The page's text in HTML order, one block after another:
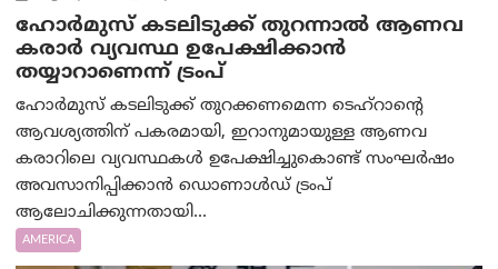
ഹോർമുസ് കടലിടുക്ക് തുറന്നാൽ ആണവ
കരാർ വ്യവസ്ഥ ഉപേക്ഷിക്കാൻ
തയ്യാറാണെന്ന് ട്രം‌പ്
ഹോർമുസ് കടലിടുക്ക് തുറക്കണമെന്ന ടെഹ്‌റാന്റെ
ആവശ്യത്തിന് പകരമായി, ഇറാനുമായുള്ള ആണവ
കരാറിലെ വ്യവസ്ഥകൾ ഉപേക്ഷിച്ചുകൊണ്ട് സംഘർഷം
അവസാനിപ്പിക്കാൻ ഡൊണാൾഡ് ട്രംപ്
ആലോചിക്കുന്നതായി...
AMERICA